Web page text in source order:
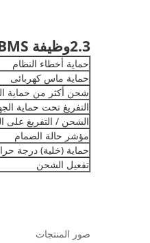
2.3وظيفة BMS الأساسية
حماية أخطاء النظام
حماية ماس كهربائى
شحن أكثر من حماية
التفريغ تحت حماية
الشحن / التفريغ على
مؤشر حالة الصمام
حماية (خلية) درجة
تفعيل الشحن
صور المنتجات